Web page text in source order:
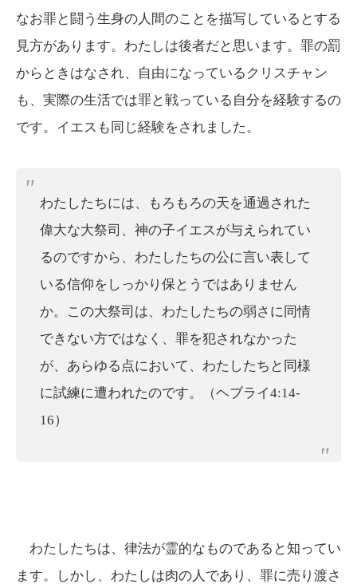
なお罪と闘う生身の人間のことを描写しているとする
見方があります。わたしは後者だと思います。罪の罰
からときはなされ、自由になっているクリスチャン
も、実際の生活では罪と戦っている自分を経験するの
です。イエスも同じ経験をされました。
わたしたちには、もろもろの天を通過された
偉大な大祭司、神の子イエスが与えられてい
るのですから、わたしたちの公に言い表して
いる信仰をしっかり保とうではありません
か。この大祭司は、わたしたちの弱さに同情
できない方ではなく、罪を犯されなかった
が、あらゆる点において、わたしたちと同様
に試練に遭われたのです。（ヘブライ4:14-
16）
わたしたちは、律法が霊的なものであると知ってい
ます。しかし、わたしは肉の人であり、罪に売り渡さ